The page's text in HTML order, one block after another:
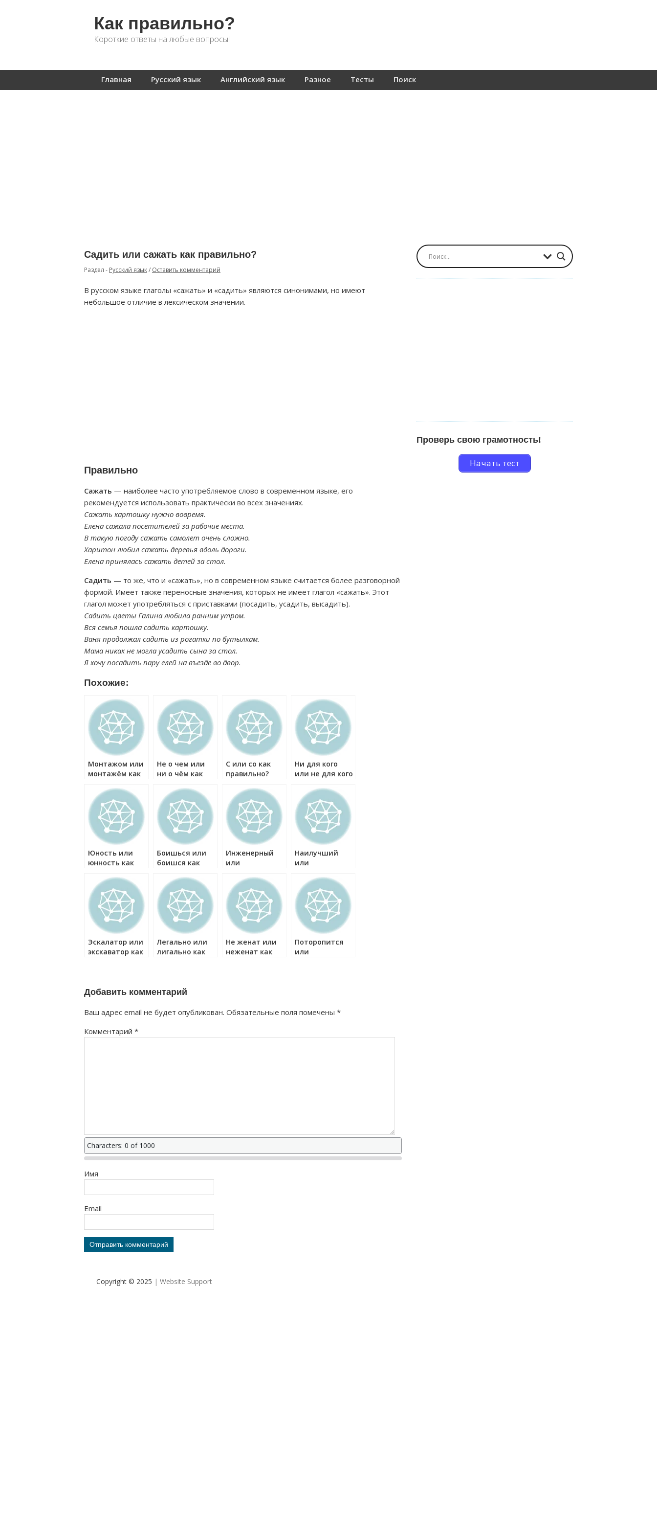
Как правильно?
Короткие ответы на любые вопросы!
Главная Русский язык Английский язык Разное Тесты Поиск
Садить или сажать как правильно?
Раздел - Русский язык/ Оставить комментарий
В русском языке глаголы «сажать» и «садить» являются синонимами, но имеют
небольшое отличие в лексическом значении.
Правильно
Сажать — наиболее часто употребляемое слово в современном языке, его
рекомендуется использовать практически во всех значениях.
Сажать картошку нужно вовремя.
Елена сажала посетителей за рабочие места.
В такую погоду сажать самолет очень сложно.
Харитон любил сажать деревья вдоль дороги.
Елена принялась сажать детей за стол.
Садить — то же, что и «сажать», но в современном языке считается более разговорной
формой. Имеет также переносные значения, которых не имеет глагол «сажать». Этот
глагол может употребляться с приставками (посадить, усадить, высадить).
Садить цветы Галина любила ранним утром.
Вся семья пошла садить картошку.
Ваня продолжал садить из рогатки по бутылкам.
Мама никак не могла усадить сына за стол.
Я хочу посадить пару елей на въезде во двор.
Похожие:
Монтажом или
монтажём как
Не о чем или
ни о чём как
С или со как
правильно?
Ни для кого
или не для кого
Юность или
юнность как
Боишься или
боишся как
Инженерный
или
как правильно?
Наилучший
или
правильно?
Эскалатор или
экскаватор как
Легально или
лигально как
Не женат или
неженат как
Поторопится
или
Добавить комментарий
Ваш адрес email не будет опубликован. Обязательные поля помечены *
Комментарий *
Characters: 0 of 1000
Имя
Email
Проверь свою грамотность!
Начать тест
Copyright © 2025 | Website Support